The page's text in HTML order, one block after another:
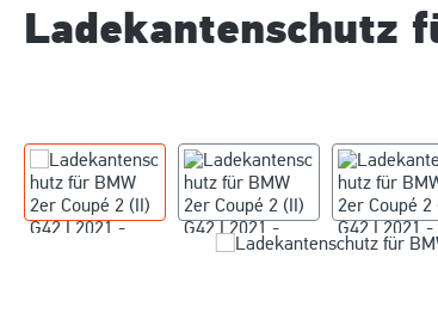
Ladekantenschutz